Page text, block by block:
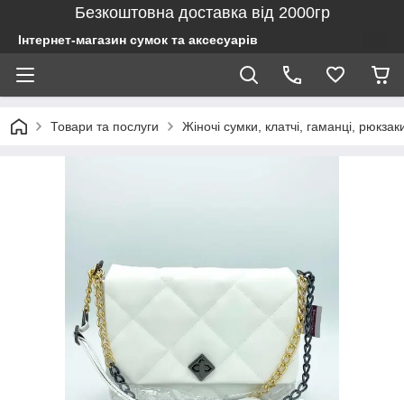
Безкоштовна доставка від 2000гр
Інтернет-магазин сумок та аксесуарів
Товари та послуги Жіночі сумки, клатчі, гаманці,